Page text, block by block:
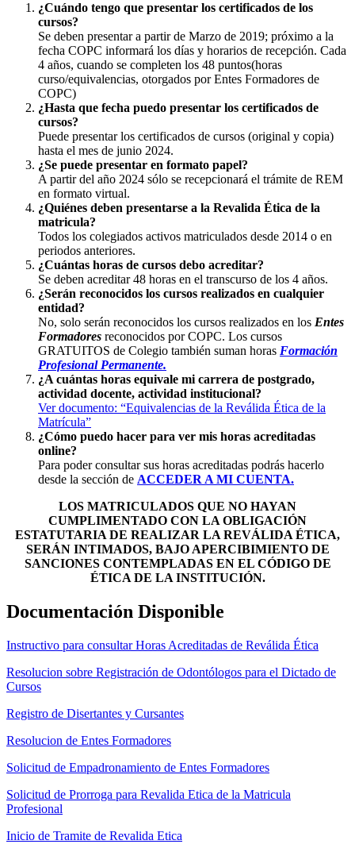
¿Cuándo tengo que presentar los certificados de los
cursos?
Se deben presentar a partir de Marzo de 2019; próximo a la
fecha COPC informará los días y horarios de recepción. Cada
4 años, cuando se completen los 48 puntos(horas
curso/equivalencias, otorgados por Entes Formadores de
COPC)
¿Hasta que fecha puedo presentar los certificados de
cursos?
Puede presentar los certificados de cursos (original y copia)
hasta el mes de junio 2024.
¿Se puede presentar en formato papel?
A partir del año 2024 sólo se recepcionará el trámite de REM
en formato virtual.
¿Quiénes deben presentarse a la Revalida Ética de la
matricula?
Todos los colegiados activos matriculados desde 2014 o en
periodos anteriores.
¿Cuántas horas de cursos debo acreditar?
Se deben acreditar 48 horas en el transcurso de los 4 años.
¿Serán reconocidos los cursos realizados en cualquier
entidad?
No, solo serán reconocidos los cursos realizados en los Entes
Formadores reconocidos por COPC. Los cursos
GRATUITOS de Colegio también suman horas Formación
Profesional Permanente.
¿A cuántas horas equivale mi carrera de postgrado,
actividad docente, actividad institucional?
Ver documento: “Equivalencias de la Reválida Ética de la
Matrícula”
¿Cómo puedo hacer para ver mis horas acreditadas
online?
Para poder consultar sus horas acreditadas podrás hacerlo
desde la sección de ACCEDER A MI CUENTA.
LOS MATRICULADOS QUE NO HAYAN
CUMPLIMENTADO CON LA OBLIGACIÓN
ESTATUTARIA DE REALIZAR LA REVÁLIDA ÉTICA,
SERÁN INTIMADOS, BAJO APERCIBIMIENTO DE
SANCIONES CONTEMPLADAS EN EL CÓDIGO DE
ÉTICA DE LA INSTITUCIÓN.
Documentación Disponible
Instructivo para consultar Horas Acreditadas de Reválida Ética
Resolucion sobre Registración de Odontólogos para el Dictado de
Cursos
Registro de Disertantes y Cursantes
Resolucion de Entes Formadores
Solicitud de Empadronamiento de Entes Formadores
Solicitud de Prorroga para Revalida Etica de la Matricula
Profesional
Inicio de Tramite de Revalida Etica